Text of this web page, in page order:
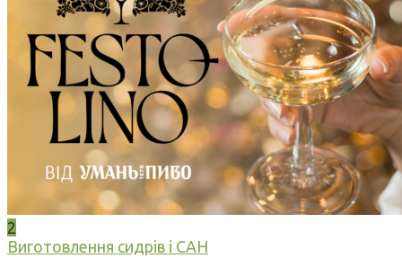
2
Виготовлення сидрів і САН